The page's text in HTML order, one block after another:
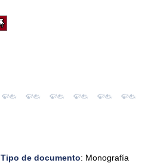
Tipo de documento: Monografía